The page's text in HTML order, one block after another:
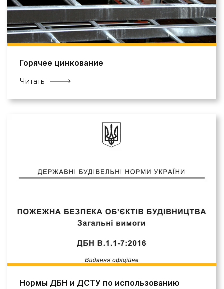
Горячее цинкование
Читать
Нормы ДБН и ДСТУ по использованию